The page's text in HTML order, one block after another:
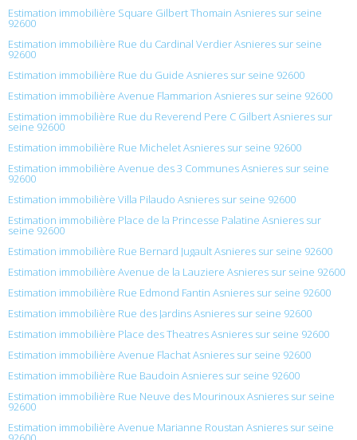
Estimation immobilière Square Gilbert Thomain Asnieres sur seine
92600
Estimation immobilière Rue du Cardinal Verdier Asnieres sur seine
92600
Estimation immobilière Rue du Guide Asnieres sur seine 92600
Estimation immobilière Avenue Flammarion Asnieres sur seine 92600
Estimation immobilière Rue du Reverend Pere C Gilbert Asnieres sur
seine 92600
Estimation immobilière Rue Michelet Asnieres sur seine 92600
Estimation immobilière Avenue des 3 Communes Asnieres sur seine
92600
Estimation immobilière Villa Pilaudo Asnieres sur seine 92600
Estimation immobilière Place de la Princesse Palatine Asnieres sur
seine 92600
Estimation immobilière Rue Bernard Jugault Asnieres sur seine 92600
Estimation immobilière Avenue de la Lauziere Asnieres sur seine 92600
Estimation immobilière Rue Edmond Fantin Asnieres sur seine 92600
Estimation immobilière Rue des Jardins Asnieres sur seine 92600
Estimation immobilière Place des Theatres Asnieres sur seine 92600
Estimation immobilière Avenue Flachat Asnieres sur seine 92600
Estimation immobilière Rue Baudoin Asnieres sur seine 92600
Estimation immobilière Rue Neuve des Mourinoux Asnieres sur seine
92600
Estimation immobilière Avenue Marianne Roustan Asnieres sur seine